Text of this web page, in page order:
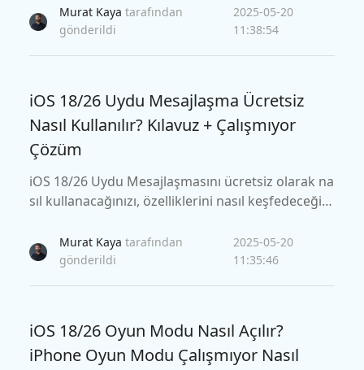
26.1 Apple Intelligence Türkiye'de nasıl kullanacağ
ınızı öğrenin.
Murat Kaya tarafından
gönderildi
2025-05-20
11:38:54
iOS 18/26 Uydu Mesajlaşma Ücretsiz
Nasıl Kullanılır? Kılavuz + Çalışmıyor
Çözüm
iOS 18/26 Uydu Mesajlaşmasını ücretsiz olarak na
sıl kullanacağınızı, özelliklerini nasıl keşfedeceğini
orunları nasıl çözeceğinizi keşfedin.
Murat Kaya tarafından
gönderildi
2025-05-20
11:35:46
iOS 18/26 Oyun Modu Nasıl Açılır?
iPhone Oyun Modu Çalışmıyor Nasıl